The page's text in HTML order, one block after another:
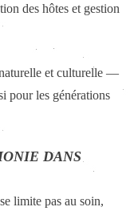
des hôtes et gestion
et culturelle —
pour les générations
DANS
limite pas au soin,